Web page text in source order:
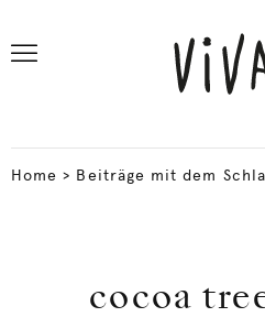
Home > Beiträge mit dem
cocoa